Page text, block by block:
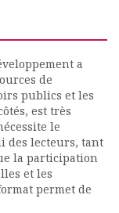
a
de
publics et les
est très
le
des lecteurs, tant
la participation
et les
permet de